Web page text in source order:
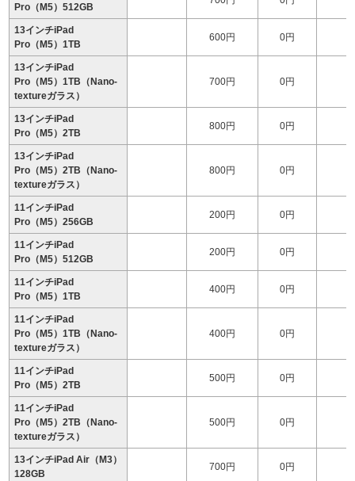
Pro（M5）512GB
13インチiPad
Pro（M5）1TB
600円 0円
13インチiPad
Pro（M5）1TB（Nano-
textureガラス）
700円 0円
13インチiPad
Pro（M5）2TB
800円 0円
13インチiPad
Pro（M5）2TB（Nano-
textureガラス）
800円 0円
11インチiPad
Pro（M5）256GB
200円 0円
11インチiPad
Pro（M5）512GB
200円 0円
11インチiPad
Pro（M5）1TB
400円 0円
11インチiPad
Pro（M5）1TB（Nano-
textureガラス）
400円 0円
11インチiPad
Pro（M5）2TB
500円 0円
11インチiPad
Pro（M5）2TB（Nano-
textureガラス）
500円 0円
13インチiPad Air（M3）
128GB
700円 0円